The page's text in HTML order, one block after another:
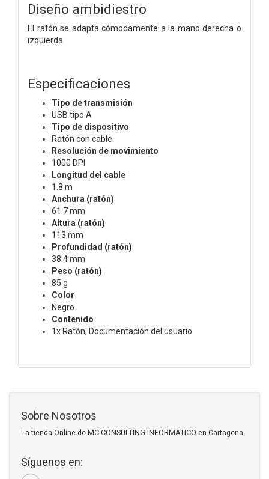
Diseño ambidiestro
El ratón se adapta cómodamente a la mano derecha o
izquierda
Especificaciones
Tipo de transmisión
USB tipo A
Tipo de dispositivo
Ratón con cable
Resolución de movimiento
1000 DPI
Longitud del cable
1.8 m
Anchura (ratón)
61.7 mm
Altura (ratón)
113 mm
Profundidad (ratón)
38.4 mm
Peso (ratón)
85 g
Color
Negro
Contenido
1x Ratón, Documentación del usuario
Sobre Nosotros
La tienda Online de MC CONSULTING INFORMATICO en Cartagena
Síguenos en: